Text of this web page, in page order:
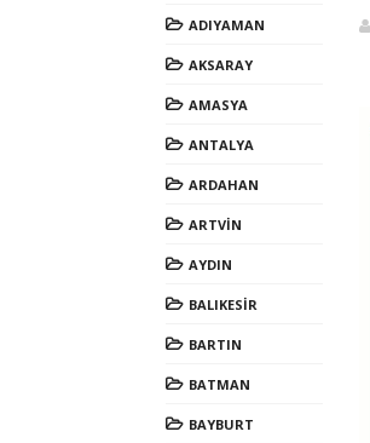
ADIYAMAN
AKSARAY
AMASYA
ANTALYA
ARDAHAN
ARTVİN
AYDIN
BALIKESİR
BARTIN
BATMAN
BAYBURT